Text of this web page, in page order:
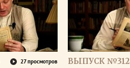
27 просмотров ВЫПУСК №312